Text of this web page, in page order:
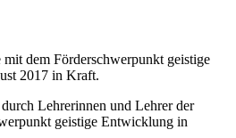
dem Förderschwerpunkt geistige
2017 in Kraft.
Lehrerinnen und Lehrer der
geistige Entwicklung in